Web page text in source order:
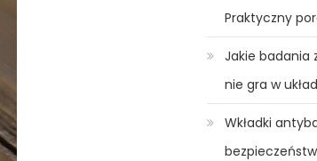
Praktyczny
Jakie badania
nie gra w
Wkładki